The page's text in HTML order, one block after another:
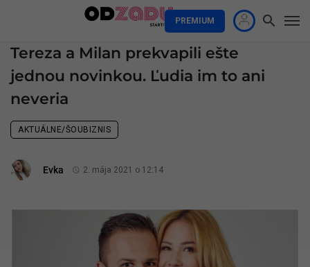
PREMIUM
Tereza a Milan prekvapili ešte
jednou novinkou. Ľudia im to ani
neveria
AKTUÁLNE/ŠOUBIZNIS
Evka 2. mája 2021 o 12:14